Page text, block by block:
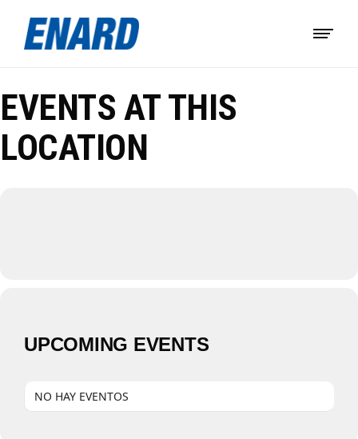
EVENTS AT THIS
LOCATION
UPCOMING EVENTS
NO HAY EVENTOS